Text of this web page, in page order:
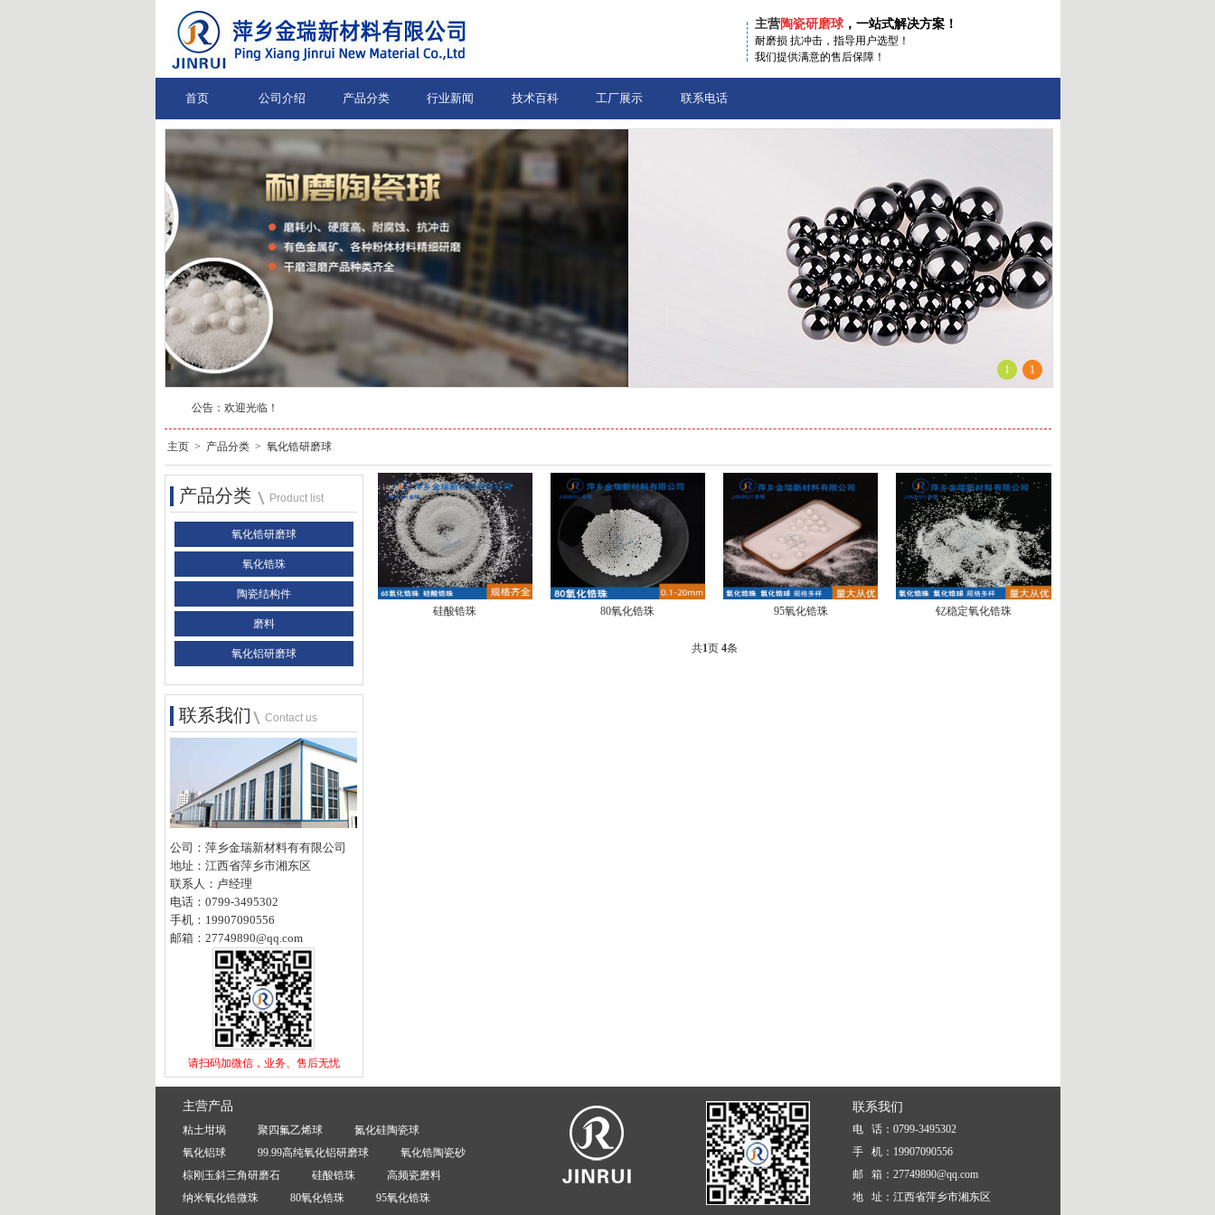
主营陶瓷研磨球，一站式解决方案！
耐磨损 抗冲击，指导用户选型！
我们提供满意的售后保障！
首页 公司介绍 产品分类 行业新闻 技术百科 工厂展示 联系电话
1 1
公告： 欢迎光临！
主页 > 产品分类 > 氧化锆研磨球
产品分类 Product list
氧化锆研磨球
氧化锆珠
陶瓷结构件
磨料
氧化铝研磨球
联系我们 Contact us
公司：萍乡金瑞新材料有有限公司
地址：江西省萍乡市湘东区
联系人：卢经理
电话：0799-3495302
手机：19907090556
邮箱： 27749890@qq.com
请扫码加微信，业务、售后无忧​
硅酸锆珠 80氧化锆珠 95氧化锆珠 钇稳定氧化锆珠
共1页 4条
主营产品
粘土坩埚 聚四氟乙烯球
氮化硅陶瓷球
氧化铝球
99.99高纯氧化铝研磨球
氧化锆陶瓷砂
棕刚玉斜三角研磨石
硅酸锆珠
高频瓷磨料
纳米氧化锆微珠
80氧化锆珠 95氧化锆珠
联系我们
电 话：0799-3495302
手 机：19907090556
邮 箱： 27749890@qq.com
地 址：江西省萍乡市湘东区